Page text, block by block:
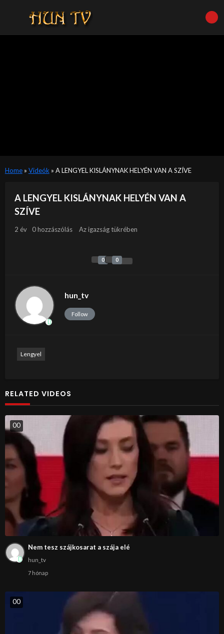
Home» Videók » A LENGYEL KISLÁNYNAK HELYÉN VAN A SZÍVE
A LENGYEL KISLÁNYNAK HELYÉN VAN A
SZÍVE
2 év 0 hozzászólás Az igazság tükrében
0 0
hun_tv
Follow
Lengyel
RELATED VIDEOS
00
Nem tesz szájkosarat a szája elé
hun_tv
7 hónap
00